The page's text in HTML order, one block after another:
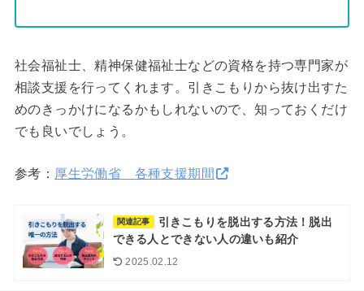
社会福祉士、精神保健福祉士などの資格を持つ専門家が
相談支援を行ってくれます。引きこもりから抜け出すた
めのきっかけになるかもしれないので、知っておくだけ
でも良いでしょう。
参考： 厚生労働省 各種支援期間
関連記事
引きこもりを脱出する方法！脱出
できる人とできない人の違いも紹介
2025.02.12